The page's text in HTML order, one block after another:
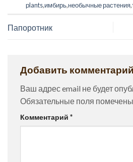
plants,имбирь,необычные растения,
Папоротник
Добавить комментарий
Ваш адрес email не будет
Обязательные поля помечены
Комментарий *